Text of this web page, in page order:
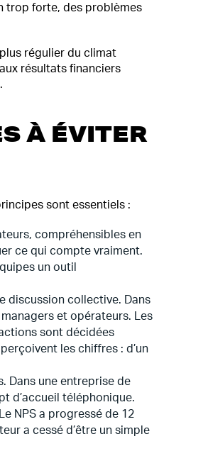
trop forte, des problèmes
régulier du climat
résultats financiers
À ÉVITER
sont essentiels :
compréhensibles en
ce qui compte vraiment.
un outil
discussion collective. Dans
et opérateurs. Les
sont décidées
les chiffres : d’un
Dans une entreprise de
d’accueil téléphonique.
NPS a progressé de 12
a cessé d’être un simple